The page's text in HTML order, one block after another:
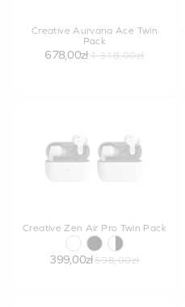
Creative Aurvana Ace Twin
Pack
678,00zł1 318,00zł
Creative Zen Air Pro Twin Pack
399,00zł598,00zł